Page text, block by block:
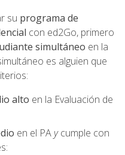
su programa de
con ed2Go, primero
simultáneo en la
es alguien que
alto en la Evaluación de
en el PAycumple con